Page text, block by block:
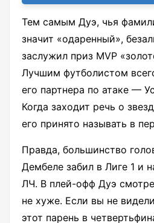
Тем самым Дуэ, чья
значит «одаренный»,
заслужил приз MVP
Лучшим футболистом
его партнера по атаке —
Когда заходит речь о
его принято называть в
Правда, большинство
Дембеле забил в Лиге 1 и
ЛЧ. В плей-офф Дуэ
не хуже. Если вы не
этот парень в